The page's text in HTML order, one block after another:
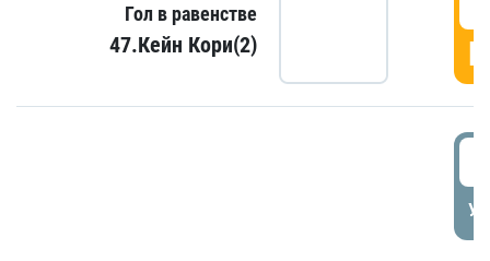
Гол в равенстве
47.Кейн Кори(2)